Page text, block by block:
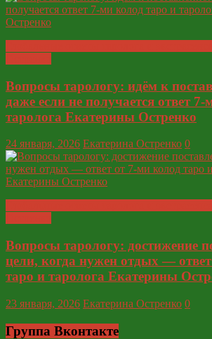
Вопросы тарологу: идём к
даже если не получается ответ
таролога Екатерины Остренко
24 января, 2026 Екатерина Остренко 0
Вопросы тарологу: достижение
цели, когда нужен отдых —
таро и таролога Екатерины
23 января, 2026 Екатерина Остренко 0
Группа Вконтакте